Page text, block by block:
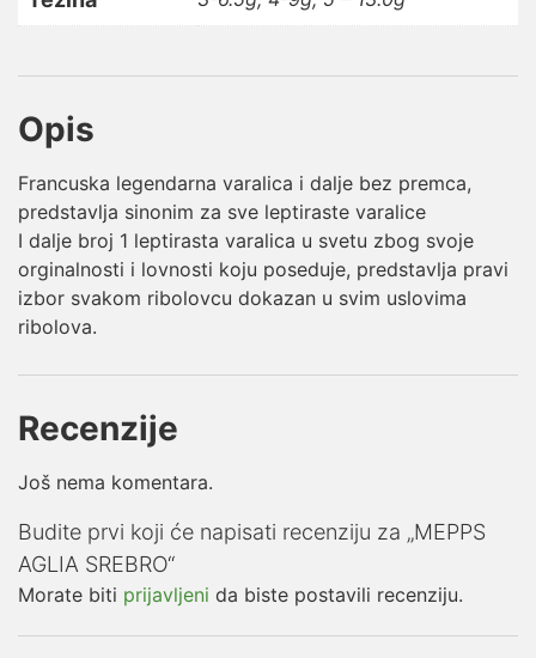
Opis
Francuska legendarna varalica i dalje bez premca,
predstavlja sinonim za sve leptiraste varalice
I dalje broj 1 leptirasta varalica u svetu zbog svoje
orginalnosti i lovnosti koju poseduje, predstavlja pravi
izbor svakom ribolovcu dokazan u svim uslovima
ribolova.
Recenzije
Još nema komentara.
Budite prvi koji će napisati recenziju za „MEPPS
AGLIA SREBRO“
Morate biti prijavljeni da biste postavili recenziju.